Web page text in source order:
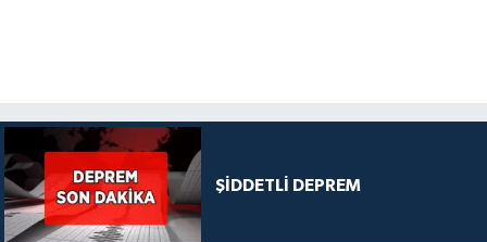
ŞİDDETLİ DEPREM